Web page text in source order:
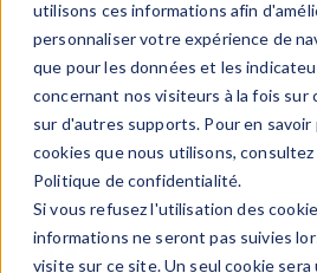
utilisons ces informations afin
personnaliser votre expérience de
que pour les données et les
concernant nos visiteurs à la fois sur
sur d'autres supports. Pour en savoir
cookies que nous utilisons,
Politique de confidentialité.
Si vous refusez l'utilisation des
informations ne seront pas suivies
visite sur ce site. Un seul cookie sera
Discussion ClosedThis
created more than 6